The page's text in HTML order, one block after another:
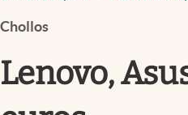
Chollos
Lenovo,